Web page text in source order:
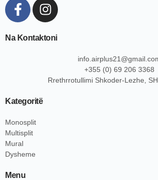
Na Kontaktoni
+355 (0) 69 206 3368
Rrethrrotullimi Shkoder-Lezhe,
Kategoritë
Monosplit
Multisplit
Mural
Dysheme
Menu